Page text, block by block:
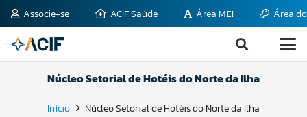
Associe-se ACIF Saúde Área MEI Área
Núcleo Setorial de Hotéis do Norte da Ilha
Início Núcleo Setorial de Hotéis do Norte da Ilha